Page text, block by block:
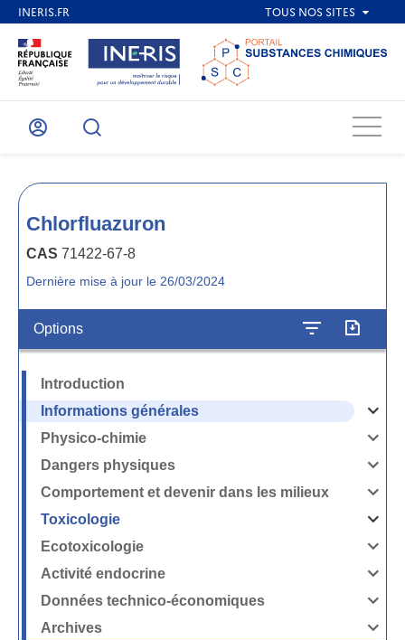
Mon
Recherche
Menu
Chlorfluazuron
CAS 71422-67-8
Dernière mise à jour le 26/03/2024
Options
Introduction
Informations générales
Ouvrir
la
générales
Physico-chimie
Ouvrir
la
chimie
Dangers physiques
Ouvrir
la
Comportement et devenir dans les milieux
Ouvrir
la
et
les
milieux
Toxicologie
Ouvrir
la
Ecotoxicologie
Ouvrir
la
Activité endocrine
Ouvrir
la
endocrine
Données technico-économiques
Ouvrir
la
Archives
Ouvrir